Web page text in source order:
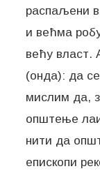
распаљени
и већма
већу власт.
(онда): да се
мислим да,
општење
нити да
епископи